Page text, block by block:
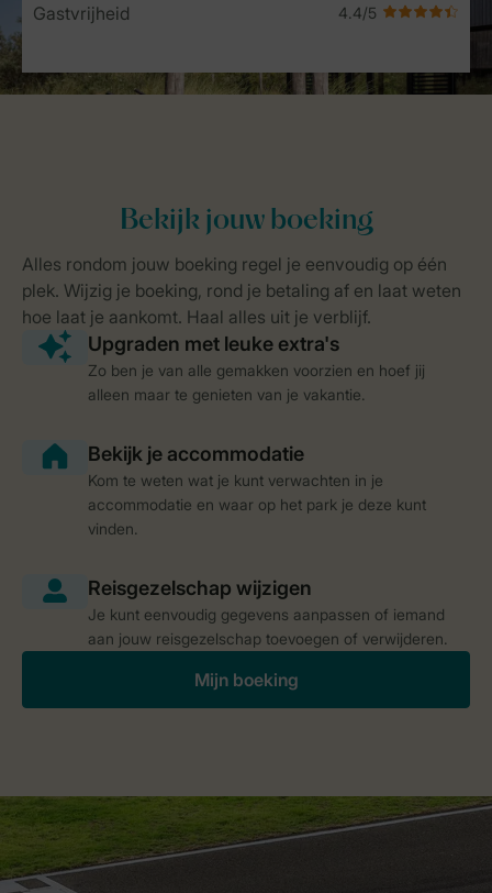
Gastvrijheid
Zo ben je van alle gemakken voorzien en hoef jij
alleen maar te genieten van je vakantie.
Kom te weten wat je kunt verwachten in je
accommodatie en waar op het park je deze kunt
vinden.
Je kunt eenvoudig gegevens aanpassen of iemand
aan jouw reisgezelschap toevoegen of verwijderen.
Mijn boeking